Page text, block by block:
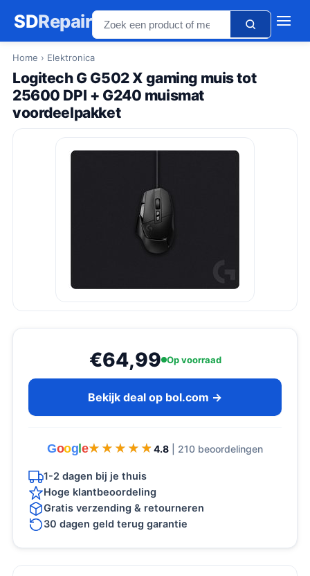
SDRepair
Home › Elektronica
Logitech G G502 X gaming muis tot
25600 DPI + G240 muismat
voordeelpakket
€64,99 Op voorraad
Bekijk deal op bol.com →
Goog e★★★★★
★★★★★ 4.8 | 210 beoordelingen
1-2 dagen bij je thuis
Hoge klantbeoordeling
Gratis verzending & retourneren
30 dagen geld terug garantie